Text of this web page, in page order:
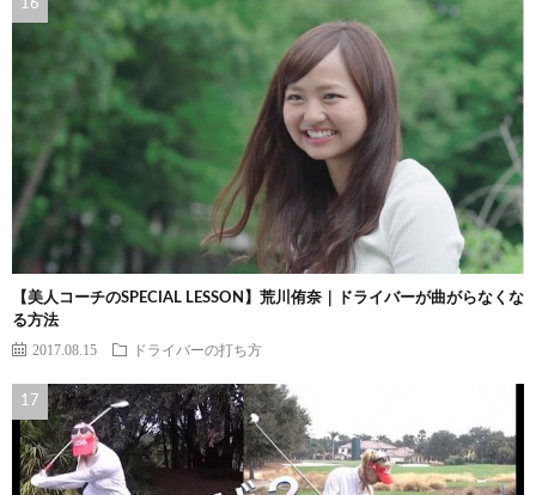
【美人コーチのSPECIAL LESSON】荒川侑奈｜ドライバーが曲がらなくな
る方法
2017.08.15 ドライバーの打ち方